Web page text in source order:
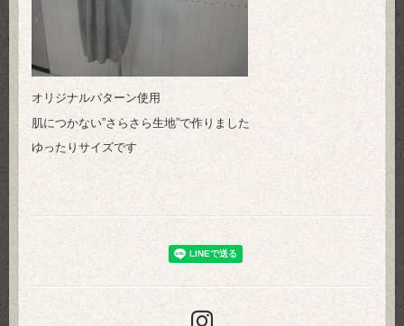
オリジナルパターン使用
肌につかない”さらさら生地”で作りました
ゆったりサイズです